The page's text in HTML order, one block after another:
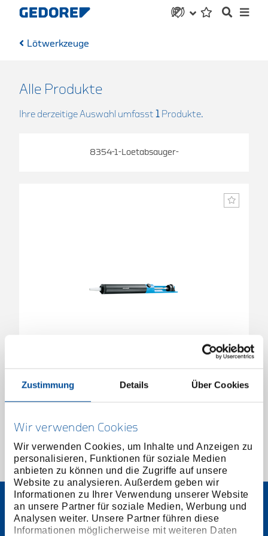
Zustimmung Details Über Cookies
Wir verwenden Cookies
Wir verwenden Cookies, um Inhalte und Anzeigen zu
personalisieren, Funktionen für soziale Medien
anbieten zu können und die Zugriffe auf unsere
Website zu analysieren. Außerdem geben wir
Informationen zu Ihrer Verwendung unserer Website
an unsere Partner für soziale Medien, Werbung und
Analysen weiter. Unsere Partner führen diese
Informationen möglicherweise mit weiteren Daten
Lötwerkzeuge
Alle Produkte
Ihre derzeitige Auswahl umfasst 1 Produkte.
8354-1-Loetabsauger-
Lötabsauger
1828940/ 8354-1
Preis auf Anfrage
1 von 1